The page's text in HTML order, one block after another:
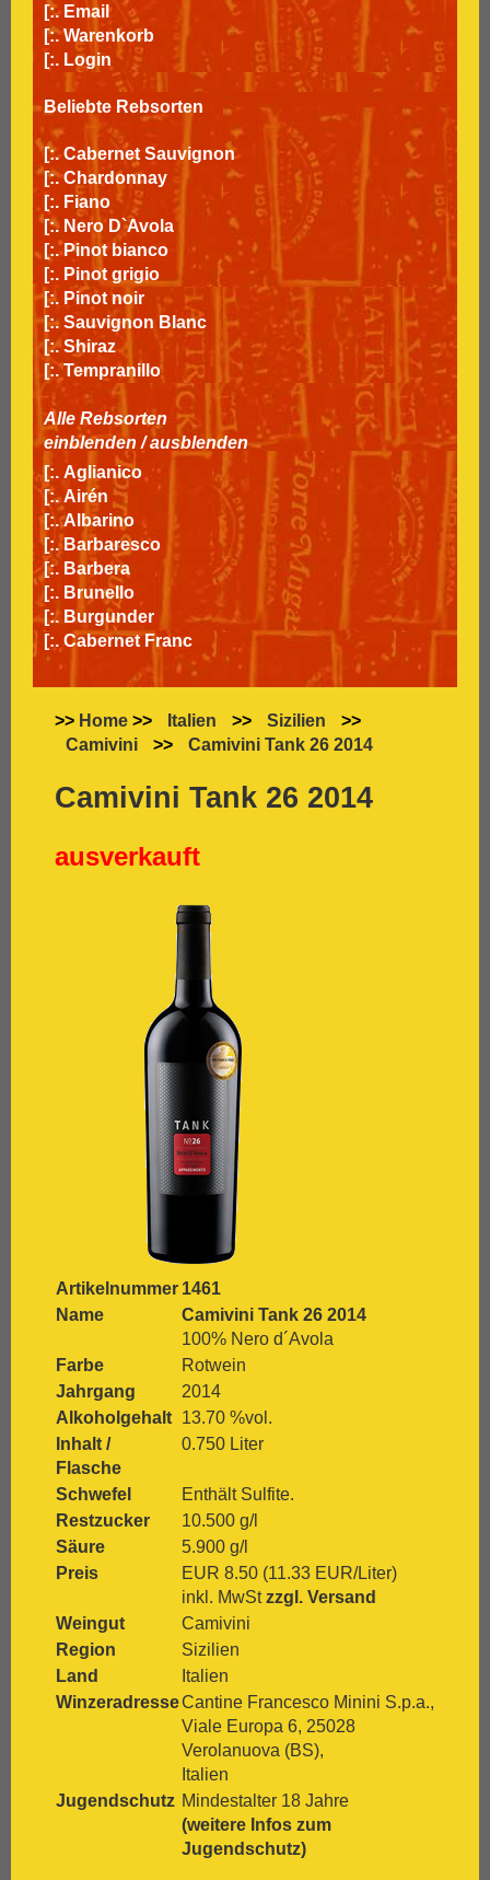
[:. Email
[:. Warenkorb
[:. Login
Beliebte Rebsorten
[:. Cabernet Sauvignon
[:. Chardonnay
[:. Fiano
[:. Nero D`Avola
[:. Pinot bianco
[:. Pinot grigio
[:. Pinot noir
[:. Sauvignon Blanc
[:. Shiraz
[:. Tempranillo
Alle Rebsorten
einblenden /ausblenden
[:. Aglianico
[:. Airén
[:. Albarino
[:. Barbaresco
[:. Barbera
[:. Brunello
[:. Burgunder
[:. Cabernet Franc
[:.
Cabernet Sauvignon
[:. Carignan
[:. Carmenère
Chardonnay
[:. Chenin Blanc
[:. Chiavennasca
[:. Cinsaut
Gewürztraminer
grauer Burgunder
Grüner Veltliner
Huxelrebe
Lemberger
[:. Malvasia Bianca
Marsanne
[:. Merlot
Meunier
Monastrell
[:.
Montepulciano
[:. Montepulciano d`Abruzzo
[:. Mourvèdre
[:. Muskat
[:. Muskateller
[:. Nebbiolo
[:. Nero D`Avola
[:. Optima
Pedro Ximénez
[:. Petit Verdot
Pinot Noir
>> Home >> Italien >> Sizilien
>>
Camivini
>> Camivini Tank 26 2014
Camivini Tank 26 2014
ausverkauft
Artikelnummer 1461
Name
Camivini Tank 26 2014
100% Nero d´Avola
Farbe
Rotwein
Jahrgang
2014
Alkoholgehalt 13.70 %vol.
Inhalt /
Flasche
0.750 Liter
Schwefel
Enthält Sulfite.
Restzucker
10.500 g/l
Säure
5.900 g/l
Preis
EUR 8.50 (11.33 EUR/Liter)
inkl. MwStzzgl. Versand
Weingut
Camivini
Region
Sizilien
Land
Italien
WinzeradresseCantine Francesco Minini S.p.a.,
Viale Europa 6, 25028
Verolanuova (BS),
Italien
Jugendschutz Mindestalter 18 Jahre
(weitere Infos zum
Jugendschutz)